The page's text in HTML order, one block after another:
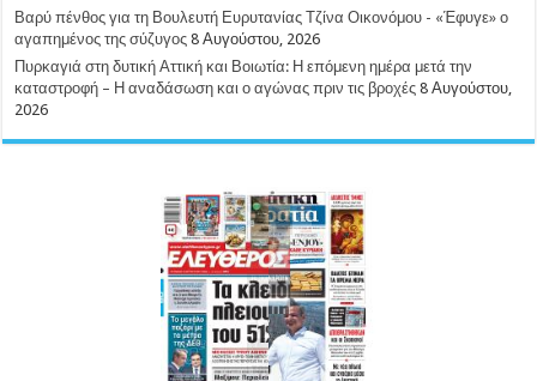
Βαρύ πένθος για τη Βουλευτή Ευρυτανίας Τζίνα Οικονόμου - «Έφυγε» ο
αγαπημένος της σύζυγος 8 Αυγούστου, 2026
Πυρκαγιά στη δυτική Αττική και Βοιωτία: Η επόμενη ημέρα μετά την
καταστροφή – Η αναδάσωση και ο αγώνας πριν τις βροχές 8 Αυγούστου,
2026